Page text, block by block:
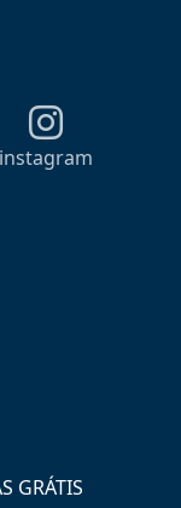
instagram
GRÁTIS